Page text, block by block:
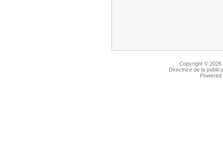
Copyright © 2026
Directrice de la